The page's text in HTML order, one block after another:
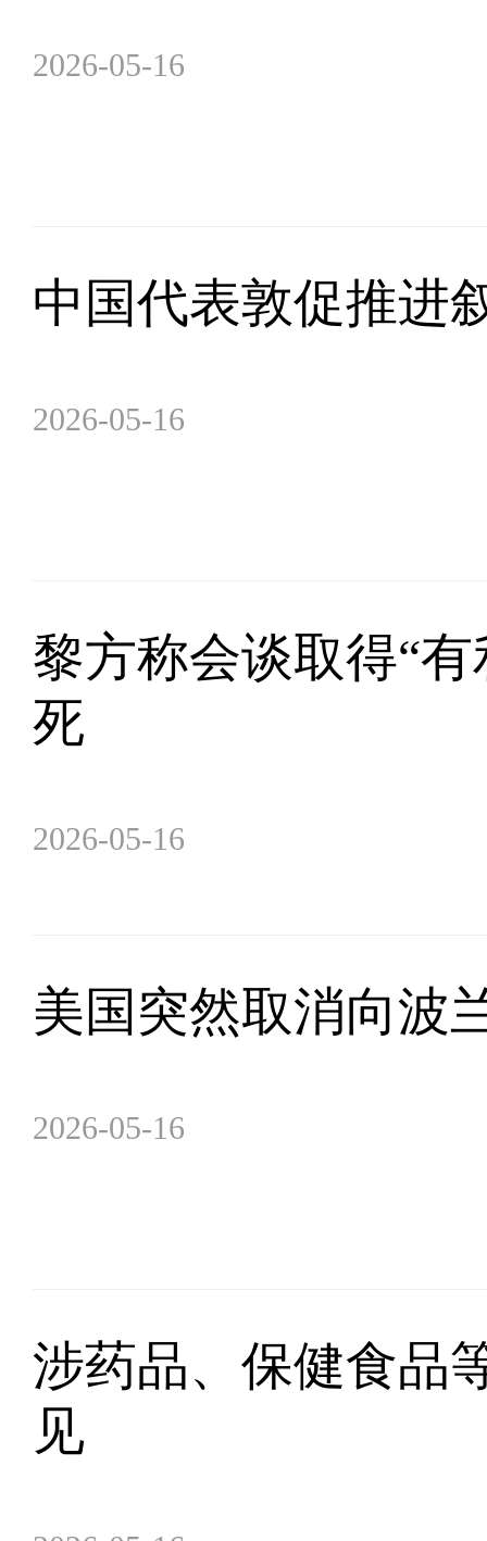
2026-05-16
中国代表敦促推进
2026-05-16
黎方称会谈取得“
死
2026-05-16
美国突然取消向波
2026-05-16
涉药品、保健食品
见